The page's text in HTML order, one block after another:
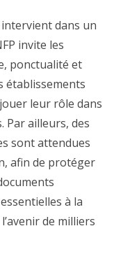
dans un
invite les
ponctualité et
établissements
leur rôle dans
Par ailleurs, des
sont attendues
afin de protéger
à la
de milliers